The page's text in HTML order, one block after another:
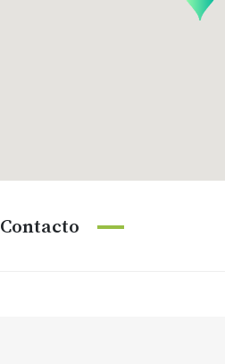
Contacto